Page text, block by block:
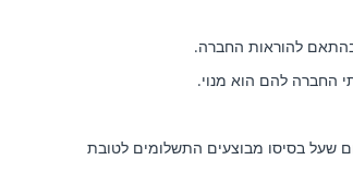
להוראות החברה.
החברה להם הוא מנוי.
שעל בסיסו מבוצעים התשלומים לטובת